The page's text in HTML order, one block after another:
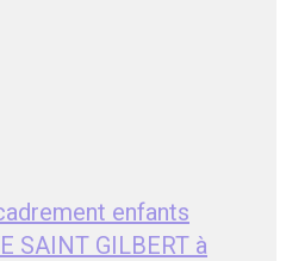
enfants
SAINT GILBERT à